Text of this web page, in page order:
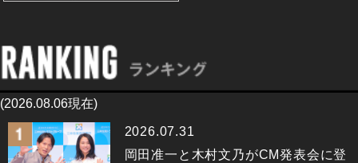
(2026.08.06現在)
2026.07.31
岡田准一と木村文乃がCM発表会に登